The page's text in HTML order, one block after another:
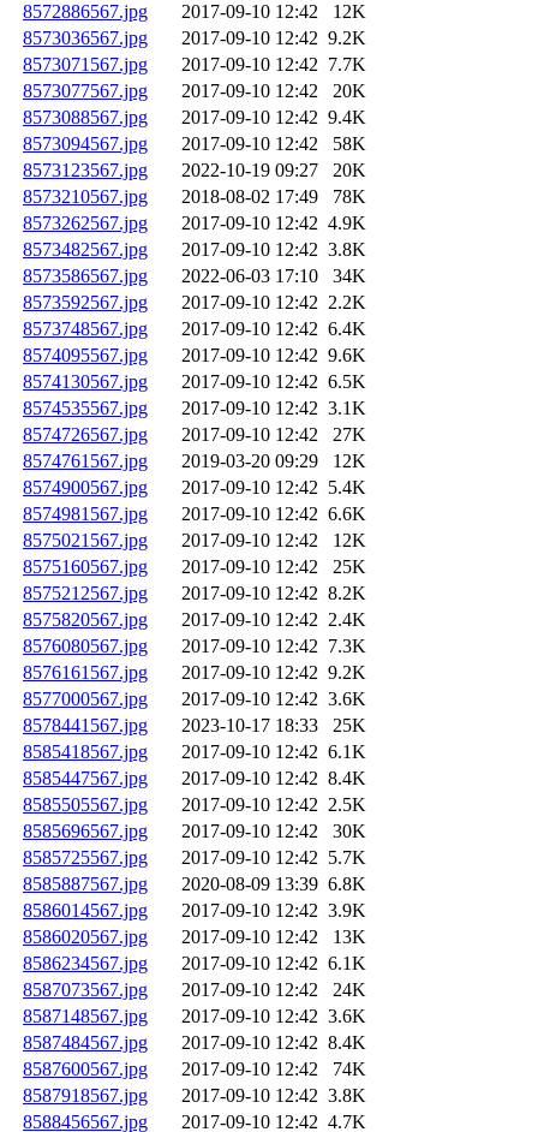
8572886567.jpg
2017-09-10 12:42
12K
8573036567.jpg
2017-09-10 12:42 9.2K
8573071567.jpg
2017-09-10 12:42 7.7K
8573077567.jpg
2017-09-10 12:42
20K
8573088567.jpg
2017-09-10 12:42 9.4K
8573094567.jpg
2017-09-10 12:42
58K
8573123567.jpg
2022-10-19 09:27
20K
8573210567.jpg
2018-08-02 17:49
78K
8573262567.jpg
2017-09-10 12:42 4.9K
8573482567.jpg
2017-09-10 12:42 3.8K
8573586567.jpg
2022-06-03 17:10
34K
8573592567.jpg
2017-09-10 12:42 2.2K
8573748567.jpg
2017-09-10 12:42 6.4K
8574095567.jpg
2017-09-10 12:42 9.6K
8574130567.jpg
2017-09-10 12:42 6.5K
8574535567.jpg
2017-09-10 12:42 3.1K
8574726567.jpg
2017-09-10 12:42
27K
8574761567.jpg
2019-03-20 09:29
12K
8574900567.jpg
2017-09-10 12:42 5.4K
8574981567.jpg
2017-09-10 12:42 6.6K
8575021567.jpg
2017-09-10 12:42
12K
8575160567.jpg
2017-09-10 12:42
25K
8575212567.jpg
2017-09-10 12:42 8.2K
8575820567.jpg
2017-09-10 12:42 2.4K
8576080567.jpg
2017-09-10 12:42 7.3K
8576161567.jpg
2017-09-10 12:42 9.2K
8577000567.jpg
2017-09-10 12:42 3.6K
8578441567.jpg
2023-10-17 18:33
25K
8585418567.jpg
2017-09-10 12:42 6.1K
8585447567.jpg
2017-09-10 12:42 8.4K
8585505567.jpg
2017-09-10 12:42 2.5K
8585696567.jpg
2017-09-10 12:42
30K
8585725567.jpg
2017-09-10 12:42 5.7K
8585887567.jpg
2020-08-09 13:39 6.8K
8586014567.jpg
2017-09-10 12:42 3.9K
8586020567.jpg
2017-09-10 12:42
13K
8586234567.jpg
2017-09-10 12:42 6.1K
8587073567.jpg
2017-09-10 12:42
24K
8587148567.jpg
2017-09-10 12:42 3.6K
8587484567.jpg
2017-09-10 12:42 8.4K
8587600567.jpg
2017-09-10 12:42
74K
8587918567.jpg
2017-09-10 12:42 3.8K
8588456567.jpg
2017-09-10 12:42 4.7K